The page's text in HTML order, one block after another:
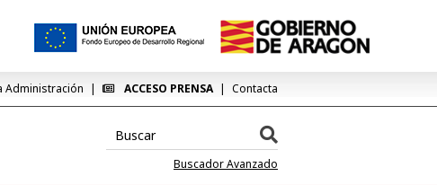
Administración ACCESO PRENSA Contacta
Buscador Avanzado